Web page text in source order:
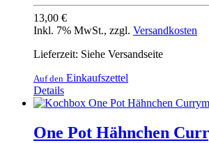
13,00 €
Inkl. 7% MwSt., zzgl. Versandkosten
Lieferzeit: Siehe Versandseite
Auf den Einkaufszettel
Details
One Pot Hähnchen